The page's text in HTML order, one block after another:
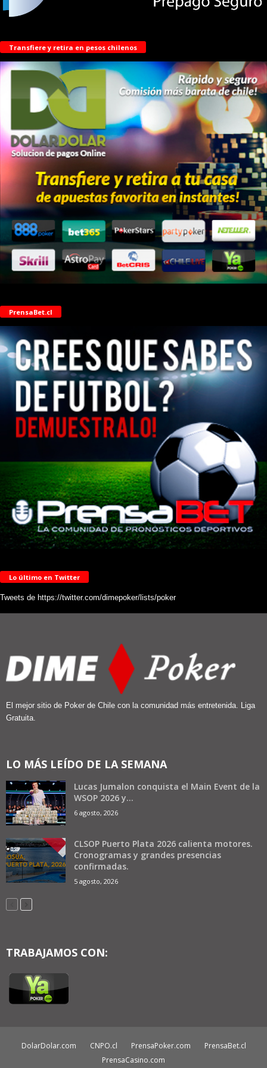
Transfiere y retira en pesos chilenos
PrensaBet.cl
Lo último en Twitter
Tweets de https://twitter.com/dimepoker/lists/poker
El mejor sitio de Poker de Chile con la comunidad más entretenida. Liga
Gratuita.
LO MÁS LEÍDO DE LA SEMANA
Lucas Jumalon conquista el Main Event de la
WSOP 2026 y...
6 agosto, 2026
CLSOP Puerto Plata 2026 calienta motores.
Cronogramas y grandes presencias
confirmadas.
5 agosto, 2026
TRABAJAMOS CON:
DolarDolar.com CNPO.cl PrensaPoker.com
PrensaBet.cl
PrensaCasino.com